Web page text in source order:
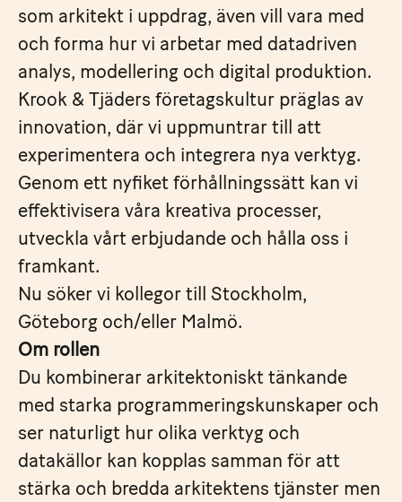
som arkitekt i uppdrag, även vill vara med
och forma hur vi arbetar med datadriven
analys, modellering och digital produktion.
Krook & Tjäders företagskultur präglas av
innovation, där vi uppmuntrar till att
experimentera och integrera nya verktyg.
Genom ett nyfiket förhållningssätt kan vi
effektivisera våra kreativa processer,
utveckla vårt erbjudande och hålla oss i
framkant.
Nu söker vi kollegor till Stockholm,
Göteborg och/eller Malmö.
Om rollen
Du kombinerar arkitektoniskt tänkande
med starka programmeringskunskaper och
ser naturligt hur olika verktyg och
datakällor kan kopplas samman för att
stärka och bredda arkitektens tjänster men